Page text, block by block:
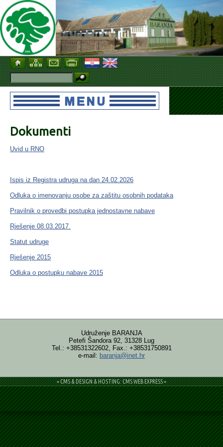
Dokumenti
Uvid u RNO
Ispis iz Registra udruga na dan 24.02.2026
Odluka o imenovanju osobe za zaštitu osobnih podataka
Pravilnik o provedbi postupka jednostavne nabave
Rješenje 08.03.2017.
Statut udruge
Rješenje 2015
Odluka o postupku nabave 2015
Udruženje BARANJA
Petefi Šandora 92, 31328 Lug
Tel.: +38531322602, Fax.: +38531750891
e-mail: baranja@inet.hr
= CMS & DESIGN & HOSTING: CMS WEB EXPRESS =